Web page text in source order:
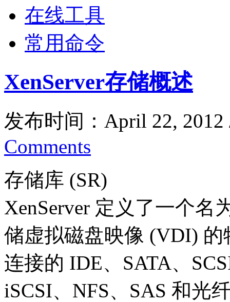
在线工具
常用命令
XenServer存储概述
发布时间：April 22,
Comments
存储库 (SR)
XenServer 定义了一个名
储虚拟磁盘映像 (VDI)
连接的 IDE、SATA、
iSCSI、NFS、SAS 和光